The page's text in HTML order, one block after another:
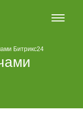
Битрикс24